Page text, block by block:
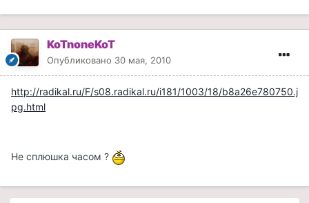
KoTnoneKoT
Опубликовано 30 мая, 2010
http://radikal.ru/F/s08.radikal.ru/i181/1003/18/b8a26e780750.j
pg.html
Не сплюшка часом ?